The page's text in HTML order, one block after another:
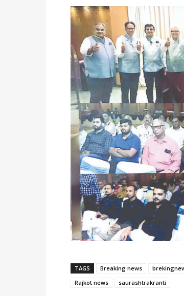
TAGS Breaking news
Rajkot news
saurashtrakranti